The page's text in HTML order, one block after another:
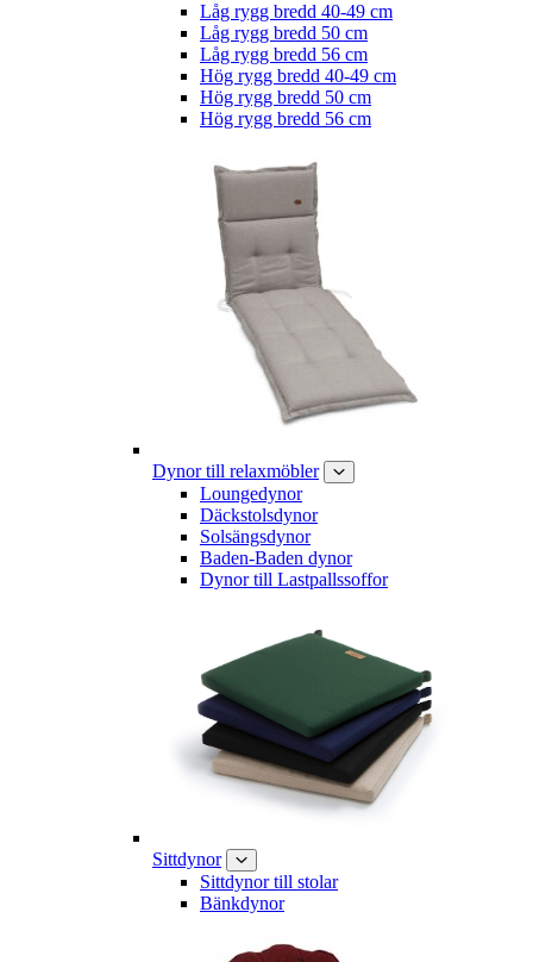
Låg rygg bredd 40-49 cm
Låg rygg bredd 50 cm
Låg rygg bredd 56 cm
Hög rygg bredd 40-49 cm
Hög rygg bredd 50 cm
Hög rygg bredd 56 cm
Dynor till relaxmöbler
Loungedynor
Däckstolsdynor
Solsängsdynor
Baden-Baden dynor
Dynor till Lastpallssoffor
Sittdynor
Sittdynor till stolar
Bänkdynor